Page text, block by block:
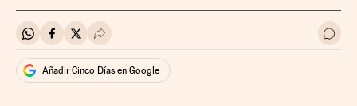
Compartir en Whatsapp
Compartir en Facebook
Compartir en Twitter
Desplegar Redes Sociales Ir a
Añadir Cinco Días en Google